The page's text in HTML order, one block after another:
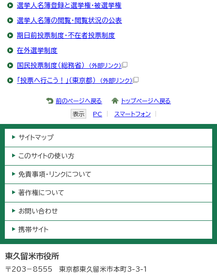
選挙人名簿登録と選挙権・被選挙権
選挙人名簿の閲覧・閲覧状況の公表
期日前投票制度・不在者投票制度
在外選挙制度
国民投票制度（総務省） （外部リンク）
「投票へ行こう！」（東京都） （外部リンク）
前のページへ戻る トップページへ戻る
表示 PC スマートフォン
サイトマップ
このサイトの使い方
免責事項・リンクについて
著作権について
お問い合わせ
携帯サイト
東久留米市役所
〒203－8555 東京都東久留米市本町3-3-1